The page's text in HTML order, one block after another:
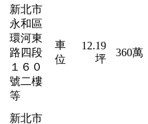
新北市
永和區
環河東
路四段
１６０
號二樓
等
車
位
12.19
坪
360萬
新北市